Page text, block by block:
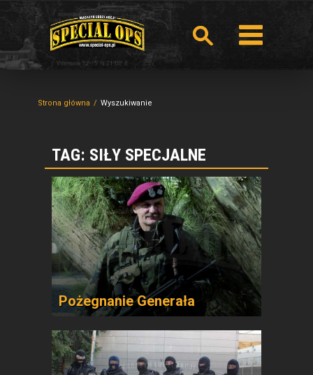
Strona główna Wyszukiwanie
TAG: SIŁY SPECJALNE
Pożegnanie Generała